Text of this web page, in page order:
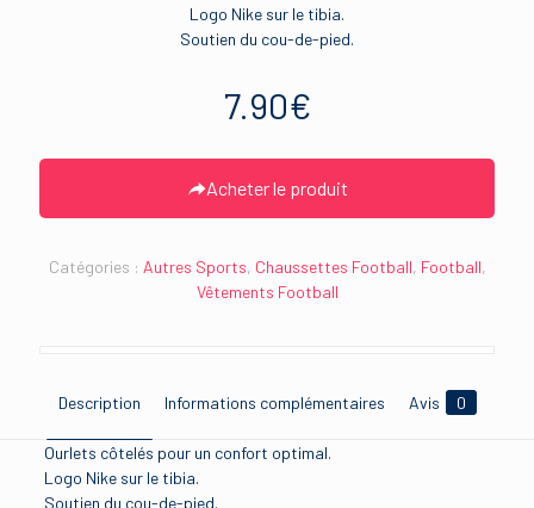
Logo Nike sur le tibia.
Soutien du cou-de-pied.
7.90€
Acheter le produit
Catégories : Autres Sports, Chaussettes Football, Football,
Vêtements Football
Description Informations complémentaires Avis 0
Ourlets côtelés pour un confort optimal.
Logo Nike sur le tibia.
Soutien du cou-de-pied.